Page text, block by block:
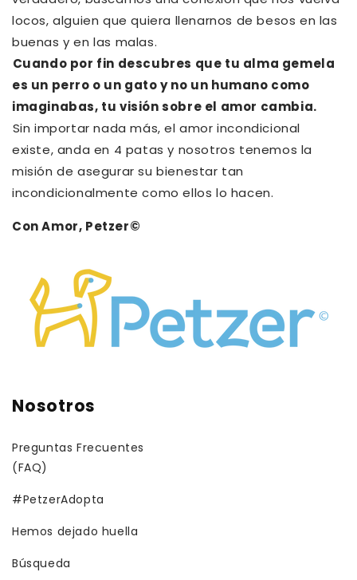
locos, alguien que quiera llenarnos de besos en las
buenas y en las malas.⁠⁠
Cuando por fin descubres que tu alma gemela
es un perro o un gato y no un humano como
imaginabas, tu visión sobre el amor cambia.⁠
⁠Sin importar nada más, el amor incondicional
existe, anda en 4 patas y nosotros tenemos la
misión de asegurar su bienestar tan
incondicionalmente como ellos lo hacen.
Con Amor, Petzer©
Nosotros
Preguntas Frecuentes
(FAQ)
#PetzerAdopta
Hemos dejado huella
Búsqueda